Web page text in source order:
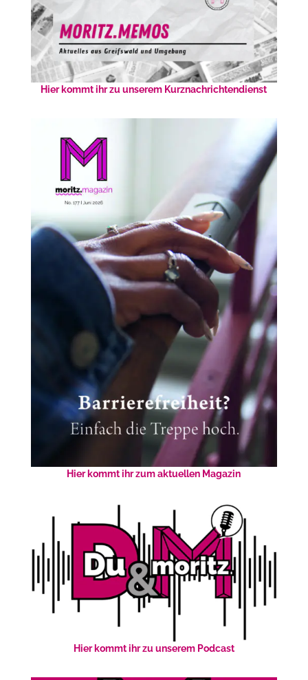
Hier kommt ihr zu unserem Kurznachrichtendienst
Hier kommt ihr zum aktuellen Magazin
Hier kommt ihr zu unserem Podcast